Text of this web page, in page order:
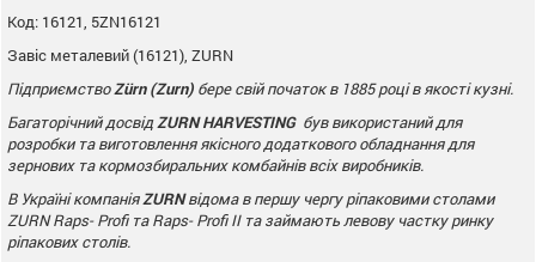
Код: 16121, 5ZN16121
Завіс металевий (16121), ZURN
Підприємство Zürn (Zurn) бере свій початок в 1885 році в якості кузні.
Багаторічний досвід ZURN HARVESTING був використаний для
розробки та виготовлення якісного додаткового обладнання для
зернових та кормозбиральних комбайнів всіх виробників.
В Україні компанія ZURN відома в першу чергу ріпаковими столами
ZURN Raps- Profi та Raps- Profi II та займають левову частку ринку
ріпакових столів.